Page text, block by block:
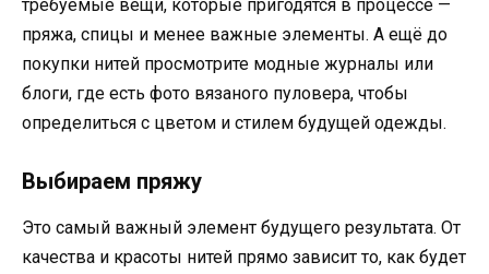
требуемые вещи, которые пригодятся в процессе —
пряжа, спицы и менее важные элементы. А ещё до
покупки нитей просмотрите модные журналы или
блоги, где есть фото вязаного пуловера, чтобы
определиться с цветом и стилем будущей одежды.
Выбираем пряжу
Это самый важный элемент будущего результата. От
качества и красоты нитей прямо зависит то, как будет